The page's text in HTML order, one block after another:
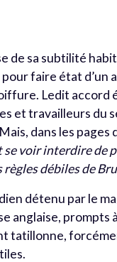
de sa subtilité
faire état d’un
Ledit accord
et travailleurs du
dans les
se voir interdire de
débiles de
détenu par le
anglaise,
tatillonne,